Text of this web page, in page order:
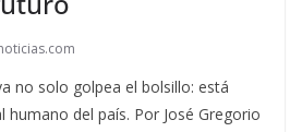
no solo golpea el bolsillo: está
humano del país. Por José Gregorio